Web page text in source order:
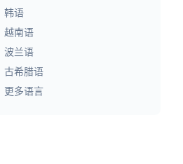
韩语
越南语
波兰语
古希腊语
更多语言